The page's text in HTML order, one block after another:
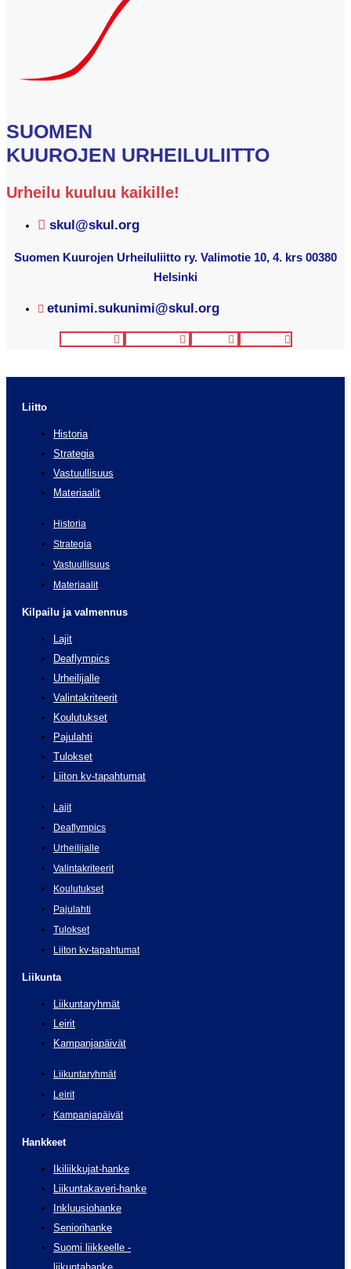
SUOMEN
KUUROJEN URHEILULIITTO
Urheilu kuuluu kaikille!
skul@skul.org
Suomen Kuurojen Urheiluliitto ry. Valimotie 10, 4. krs 00380
Helsinki
etunimi.sukunimi@skul.org
Liitto
Historia
Strategia
Vastuullisuus
Materiaalit
Historia
Strategia
Vastuullisuus
Materiaalit
Kilpailu ja valmennus
Lajit
Deaflympics
Urheilijalle
Valintakriteerit
Koulutukset
Pajulahti
Tulokset
Liiton kv-tapahtumat
Lajit
Deaflympics
Urheilijalle
Valintakriteerit
Koulutukset
Pajulahti
Tulokset
Liiton kv-tapahtumat
Liikunta
Liikuntaryhmät
Leirit
Kampanjapäivät
Liikuntaryhmät
Leirit
Kampanjapäivät
Hankkeet
Ikiliikkujat-hanke
Liikuntakaveri-hanke
Inkluusiohanke
Seniorihanke
Suomi liikkeelle -
liikuntahanke